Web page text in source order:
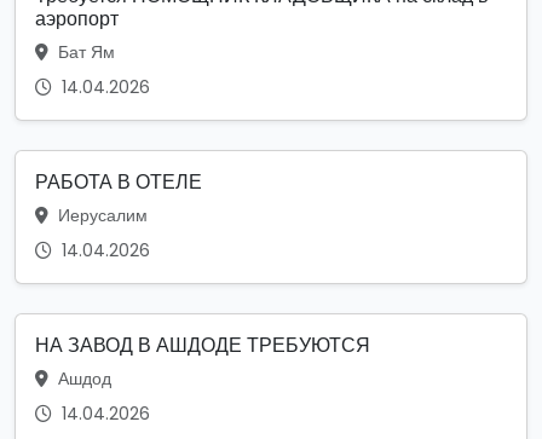
аэропорт
Бат Ям
14.04.2026
РАБОТА В ОТЕЛЕ
Иерусалим
14.04.2026
НА ЗАВОД В АШДОДЕ ТРЕБУЮТСЯ
Ашдод
14.04.2026